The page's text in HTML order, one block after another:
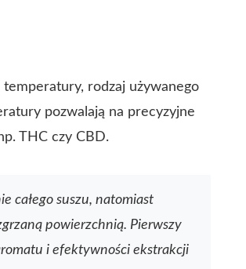
rodzaj używanego
pozwalają na precyzyjne
THC czy CBD.
całego suszu, natomiast
powierzchnią. Pierwszy
i efektywności ekstrakcji